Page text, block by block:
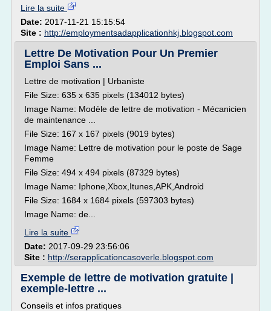
Lire la suite
Date: 2017-11-21 15:15:54
Site : http://employmentsadapplicationhkj.blogspot.com
Lettre De Motivation Pour Un Premier
Emploi Sans ...
Lettre de motivation | Urbaniste
File Size: 635 x 635 pixels (134012 bytes)
Image Name: Modèle de lettre de motivation - Mécanicien
de maintenance ...
File Size: 167 x 167 pixels (9019 bytes)
Image Name: Lettre de motivation pour le poste de Sage
Femme
File Size: 494 x 494 pixels (87329 bytes)
Image Name: Iphone,Xbox,Itunes,APK,Android
File Size: 1684 x 1684 pixels (597303 bytes)
Image Name: de...
Lire la suite
Date: 2017-09-29 23:56:06
Site : http://serapplicationcasoverle.blogspot.com
Exemple de lettre de motivation gratuite |
exemple-lettre ...
Conseils et infos pratiques